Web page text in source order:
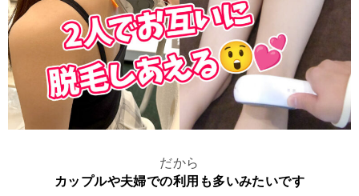
だから
カップルや夫婦での利用も多いみたいです